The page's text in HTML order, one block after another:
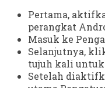
Pertama,
perangkat
Masuk ke
Selanjutnya,
tujuh kali
Setelah